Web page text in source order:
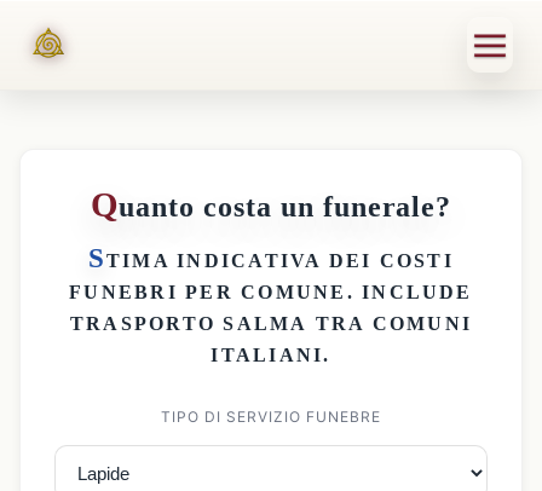
Quanto costa un funerale?
STIMA INDICATIVA DEI COSTI
FUNEBRI PER COMUNE . INCLUDE
TRASPORTO SALMA TRA COMUNI
ITALIANI.
TIPO DI SERVIZIO FUNEBRE